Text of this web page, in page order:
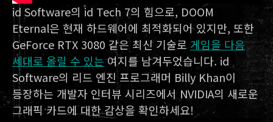
id Software의 id Tech 7의 힘으로, DOOM
Eternal은 현재 하드웨어에 최적화되어 있지만, 또한
GeForce RTX 3080 같은 최신 기술로 게임을 다음
세대로 올릴 수 있는여지를 남겨두었습니다. id
Software의 리드 엔진 프로그래머 Billy Khan이
등장하는 개발자 인터뷰 시리즈에서 NVIDIA의 새로운
그래픽 카드에 대한 감상을 확인하세요!